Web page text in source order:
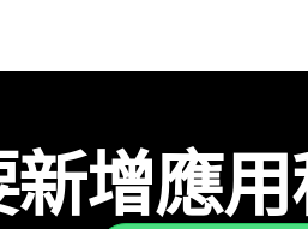
增應用